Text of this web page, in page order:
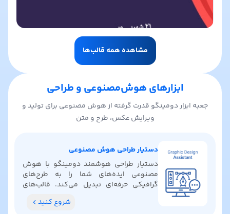
مشاهده همه قالب‌ها
ابزارهای هوش‌مصنوعی و طراحی
جعبه ابزار دومینگو قدرت گرفته از هوش مصنوعی برای تولید و
ویرایش عکس، طرح و متن
دستیار طراحی هوش مصنوعی
دستیار طراحی هوشمند دومینگو با هوش
مصنوعی ایده‌های شما را به طرح‌های
گرافیکی حرفه‌ای تبدیل می‌کند. قالب‌های
شروع کنید